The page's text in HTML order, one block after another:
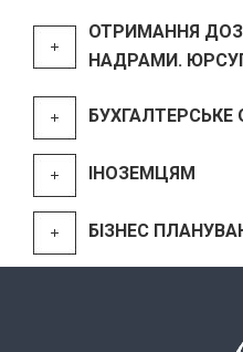
ОТРИМАННЯ
НАДРАМИ.
БУХГАЛТЕРСЬКЕ
ІНОЗЕМЦЯМ
БІЗНЕС